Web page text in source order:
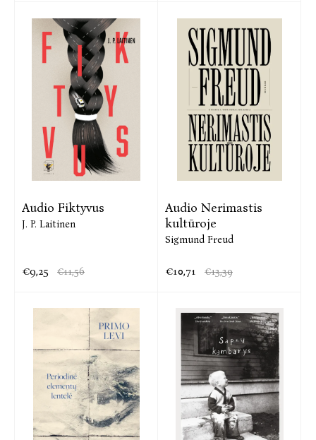
Audio Fiktyvus
J. P. Laitinen
€9,25 €11,56
Audio Nerimastis
kultūroje
Sigmund Freud
€10,71 €13,39